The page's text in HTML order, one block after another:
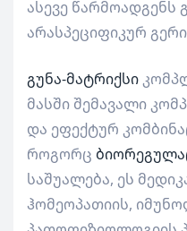
ასევე წარმოადგენს
არასპეციფიკურ
გუნა-მატრიქსი
მასში შემავალი
და ეფექტურ
როგორც
საშუალება, ეს
ჰომეოპათიის,